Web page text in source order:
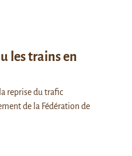
les trains en
reprise du trafic
de la Fédération de